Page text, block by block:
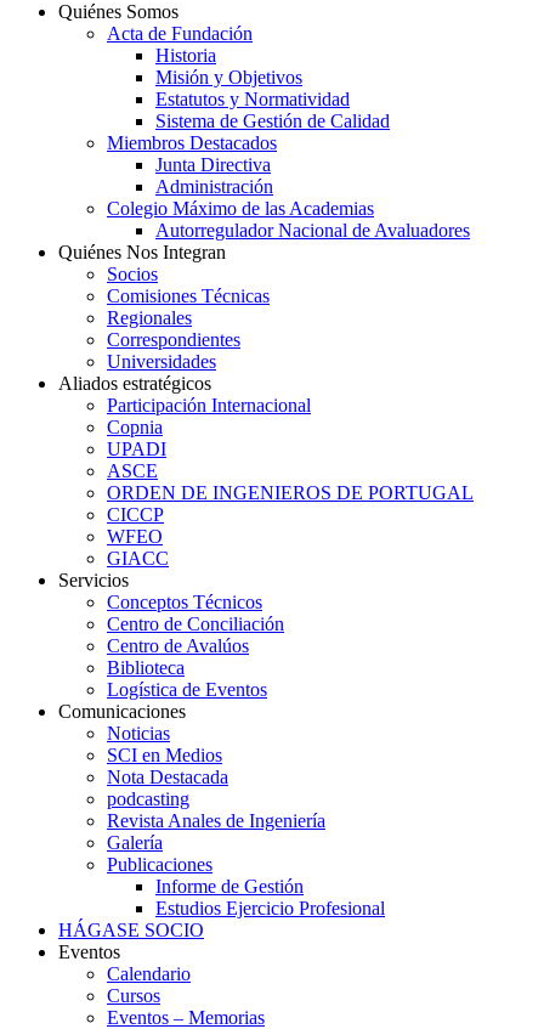
Quiénes Somos
Acta de Fundación
Historia
Misión y Objetivos
Estatutos y Normatividad
Sistema de Gestión de Calidad
Miembros Destacados
Junta Directiva
Administración
Colegio Máximo de las Academias
Autorregulador Nacional de Avaluadores
Quiénes Nos Integran
Socios
Comisiones Técnicas
Regionales
Correspondientes
Universidades
Aliados estratégicos
Participación Internacional
Copnia
UPADI
ASCE
ORDEN DE INGENIEROS DE PORTUGAL
CICCP
WFEO
GIACC
Servicios
Conceptos Técnicos
Centro de Conciliación
Centro de Avalúos
Biblioteca
Logística de Eventos
Comunicaciones
Noticias
SCI en Medios
Nota Destacada
podcasting
Revista Anales de Ingeniería
Galería
Publicaciones
Informe de Gestión
Estudios Ejercicio Profesional
HÁGASE SOCIO
Eventos
Calendario
Cursos
Eventos – Memorias